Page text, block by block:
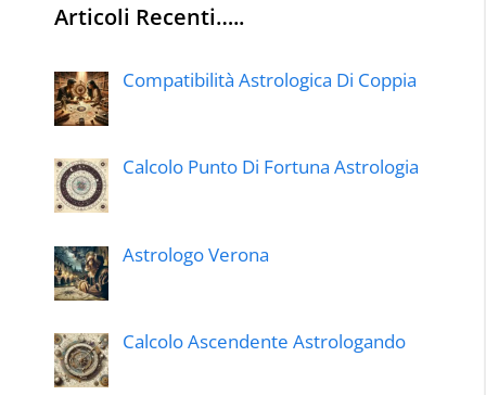
Articoli Recenti…..
Compatibilità Astrologica Di Coppia
Calcolo Punto Di Fortuna Astrologia
Astrologo Verona
Calcolo Ascendente Astrologando